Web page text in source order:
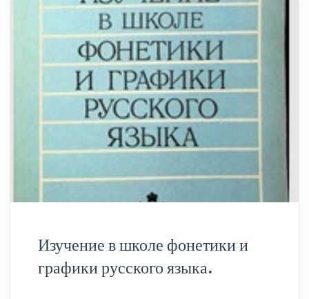
Изучение в школе фонетики и
графики русского языка.